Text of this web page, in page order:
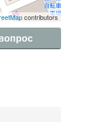
contributors